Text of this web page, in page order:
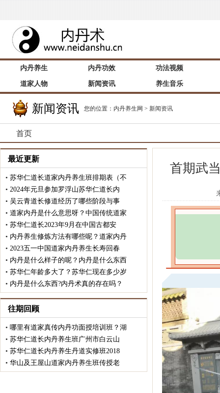
内丹养生 内丹功效 功法视频
道家人物 新闻资讯 养生音乐
新闻资讯 您的位置： 内丹养生网 > 新闻资讯
首页
最近更新
• 苏华仁道长道家内丹养生班排期表（不
• 2024年元旦参加罗浮山苏华仁道长内
• 吴云青道长修道经历了哪些阶段与事
• 道家内丹是什么意思呀？中国传统道家
• 苏华仁道长2023年9月在中国古都安
• 内丹养生修炼方法有哪些呢？道家内丹
• 2023五一中国道家内丹养生长寿回春
• 内丹是什么样子的呢？内丹是什么东西
• 苏华仁年龄多大了？苏华仁现在多少岁
• 内丹是什么东西?内丹术真的存在吗？
往期回顾
• 哪里有道家真传内丹功面授培训班？湖
• 苏华仁道长内丹养生班广州市白云山
• 苏华仁道长内丹养生丹道实修班2018
• 华山及王屋山道家内丹养生班传授老
首期武